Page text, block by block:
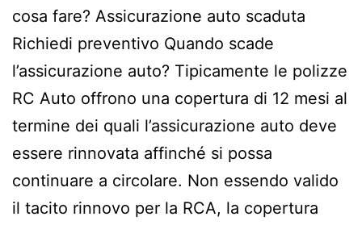
cosa fare? Assicurazione auto scaduta
Richiedi preventivo Quando scade
l’assicurazione auto? Tipicamente le polizze
RC Auto offrono una copertura di 12 mesi al
termine dei quali l’assicurazione auto deve
essere rinnovata affinché si possa
continuare a circolare. Non essendo valido
il tacito rinnovo per la RCA, la copertura